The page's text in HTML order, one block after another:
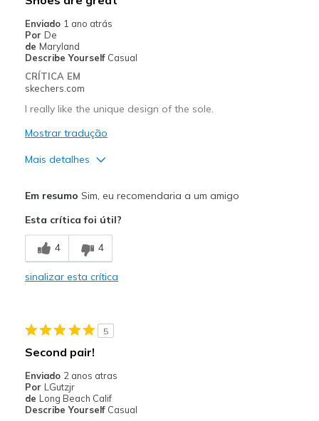
View On Shoes
Enviado 1 ano atrás
Por De
de Maryland
Describe Yourself Casual
CRÍTICA EM
skechers.com
I really like the unique design of the sole.
Mostrar tradução
Mais detalhes
Comfortable
Melhores utilizações
Casual Wear
Sizing
Feels true to size
View On Shoes
Em resumo Sim, eu recomendaria a um amigo
Esta crítica foi útil?
4 4
sinalizar esta crítica
5
Second pair!
Enviado 2 anos atras
Por LGutzjr
de Long Beach Calif
Describe Yourself Casual